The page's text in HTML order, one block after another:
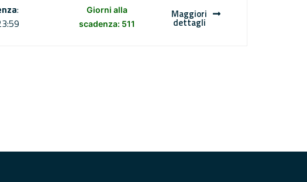
:
Giorni alla
scadenza: 511
Maggiori
dettagli